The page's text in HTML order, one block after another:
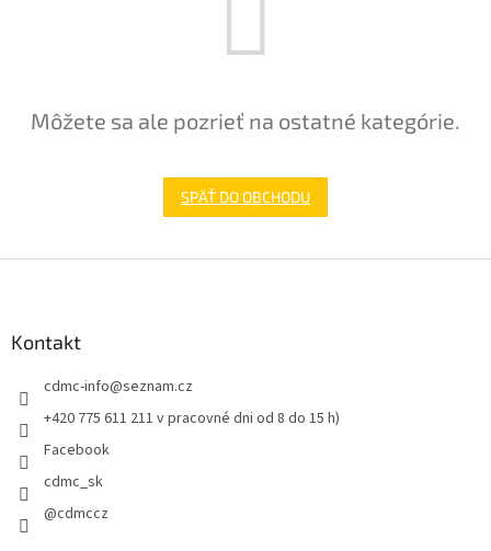
Môžete sa ale pozrieť na ostatné kategórie.
SPÄŤ DO OBCHODU
Kontakt
cdmc-info@seznam.cz
+420 775 611 211 v pracovné dni od 8 do 15 h)
Facebook
cdmc_sk
@cdmccz